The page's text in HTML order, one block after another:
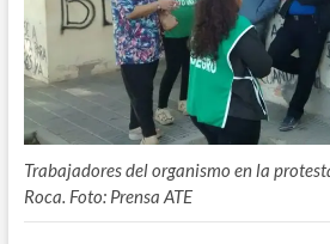
Trabajadores del organismo en la
Roca. Foto: Prensa ATE